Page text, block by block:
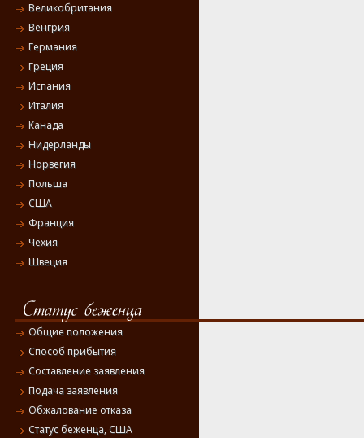
Великобритания
Венгрия
Германия
Греция
Испания
Италия
Канада
Нидерланды
Норвегия
Польша
США
Франция
Чехия
Швеция
Общие положения
Способ прибытия
Составление заявления
Подача заявления
Обжалование отказа
Статус беженца, США